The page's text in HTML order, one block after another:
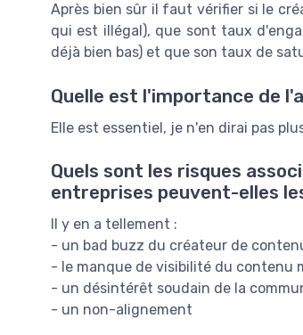
Après bien sûr il faut vérifier si le
qui est illégal), que sont taux
déjà bien bas) et que son taux de
Quelle est l'importance de
Elle est essentiel, je n'en dirai pas
Quels sont les risques
entreprises peuvent-elles
Il y en a tellement :
- un bad buzz du créateur de
- le manque de visibilité du contenu
- un désintérêt soudain de la
- un non-alignement